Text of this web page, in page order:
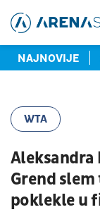
NAJNOVIJE
OSTAJE
WTA
Aleksandra
Grend
poklekle u